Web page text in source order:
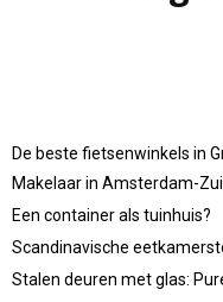
De beste fietsenwinkels in
Makelaar in Amsterdam-
Een container als tuinhuis?
Scandinavische
Stalen deuren met glas: